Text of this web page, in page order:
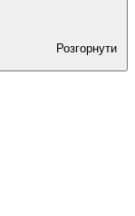
Розгорнути